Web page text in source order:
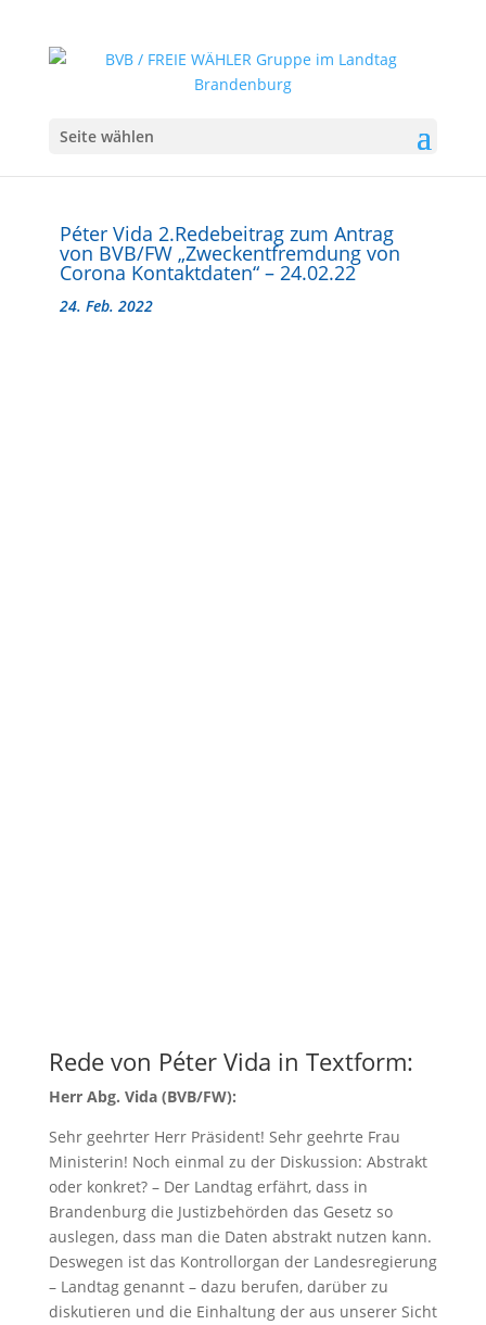
Seite wählen
Péter Vida 2.Redebeitrag zum Antrag
von BVB/FW „Zweckentfremdung von
Corona Kontaktdaten“ – 24.02.22
24. Feb. 2022
Rede von Péter Vida in Textform:
Herr Abg. Vida (BVB/FW):
Sehr geehrter Herr Präsident! Sehr geehrte Frau
Ministerin! Noch einmal zu der Diskussion: Abstrakt
oder konkret? – Der Landtag erfährt, dass in
Brandenburg die Justizbehörden das Gesetz so
auslegen, dass man die Daten abstrakt nutzen kann.
Deswegen ist das Kontrollorgan der Landesregierung
– Landtag genannt – dazu berufen, darüber zu
diskutieren und die Einhaltung der aus unserer Sicht